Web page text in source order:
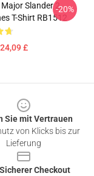
Slander 2
T-Shirt RB1512
£
-20%
Sie mit Vertrauen
von Klicks bis zur
Lieferung
Checkout